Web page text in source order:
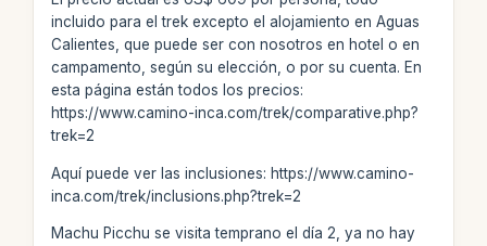
incluido para el trek excepto el alojamiento en Aguas
Calientes, que puede ser con nosotros en hotel o en
campamento, según su elección, o por su cuenta. En
esta página están todos los precios:
https://www.camino-inca.com/trek/comparative.php?
trek=2
Aquí puede ver las inclusiones: https://www.camino-
inca.com/trek/inclusions.php?trek=2
Machu Picchu se visita temprano el día 2, ya no hay